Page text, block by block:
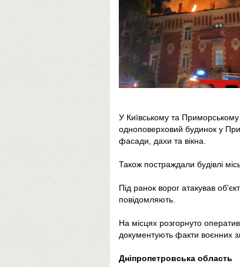
У Київському та
одноповерховий будинок у
фасади, дахи та вікна.
Також постраждали будівлі
Під ранок ворог атакував
повідомляють.
На місцях розгорнуто
документують факти воєнних
Дніпропетровська область